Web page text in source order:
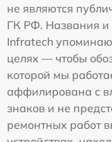
не являются
ГК РФ. Названия и
Infratech
целях — чтобы
которой мы
аффилирована с
знаков и не
ремонтных работ